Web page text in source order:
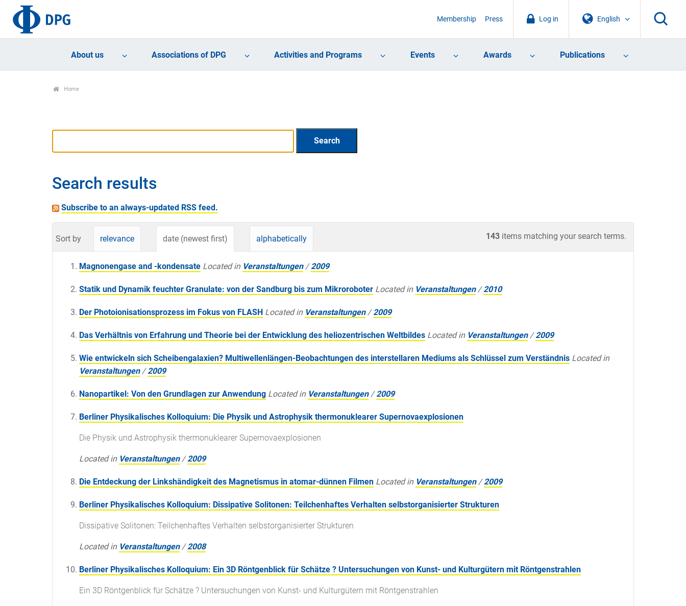
English
Log in
Membership Press
About us Associations of DPG Activities and Programs Events Awards Publications
Home
Search results
Subscribe to an always-updated RSS feed.
143 items matching your search terms.
Sort by relevance date (newest first) alphabetically
Magnonengase and -kondensate Located in Veranstaltungen /2009
Statik und Dynamik feuchter Granulate: von der Sandburg bis zum Mikroroboter Located in Veranstaltungen /2010
Der Photoionisationsprozess im Fokus von FLASH Located in Veranstaltungen /2009
Das Verhältnis von Erfahrung und Theorie bei der Entwicklung des heliozentrischen Weltbildes Located in Veranstaltungen /2009
Wie entwickeln sich Scheibengalaxien? Multiwellenlängen-Beobachtungen des interstellaren Mediums als Schlüssel zum Verständnis Located in
Veranstaltungen /2009
Nanopartikel: Von den Grundlagen zur Anwendung Located in Veranstaltungen /2009
Berliner Physikalisches Kolloquium: Die Physik und Astrophysik thermonuklearer Supernovaexplosionen
Die Physik und Astrophysik thermonuklearer Supernovaexplosionen
Located in Veranstaltungen /2009
Die Entdeckung der Linkshändigkeit des Magnetismus in atomar-dünnen Filmen Located in Veranstaltungen /2009
Berliner Physikalisches Kolloquium: Dissipative Solitonen: Teilchenhaftes Verhalten selbstorganisierter Strukturen
Dissipative Solitonen: Teilchenhaftes Verhalten selbstorganisierter Strukturen
Located in Veranstaltungen /2008
Berliner Physikalisches Kolloquium: Ein 3D Röntgenblick für Schätze ? Untersuchungen von Kunst- und Kulturgütern mit Röntgenstrahlen
Ein 3D Röntgenblick für Schätze ? Untersuchungen von Kunst- und Kulturgütern mit Röntgenstrahlen